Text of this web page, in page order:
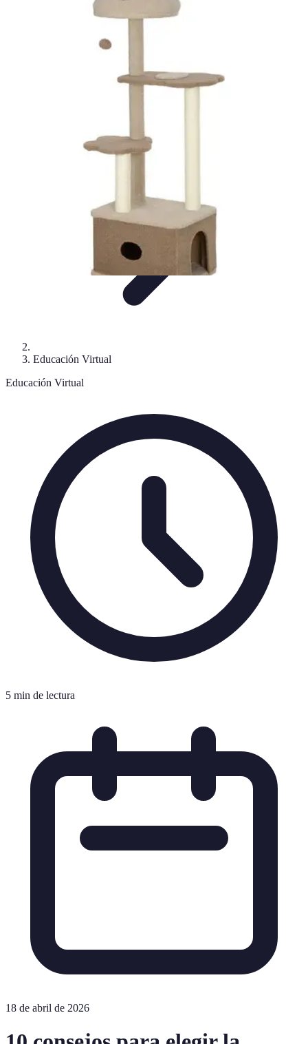
Conocimiento Virtual
Estrategias de Aprendizaje
Educación Virtual
Conocimiento Virtual
Educación Virtual
Educación Virtual
5 min de lectura
18 de abril de 2026